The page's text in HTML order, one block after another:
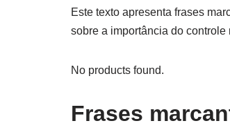
Este texto apresenta frases
sobre a importância do controle
No products found.
Frases